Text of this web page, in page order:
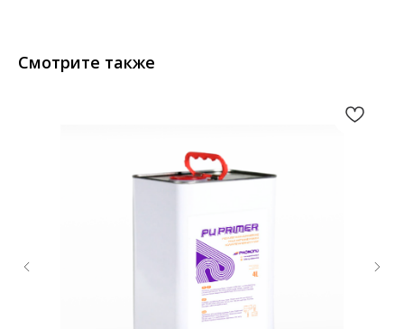
Смотрите также